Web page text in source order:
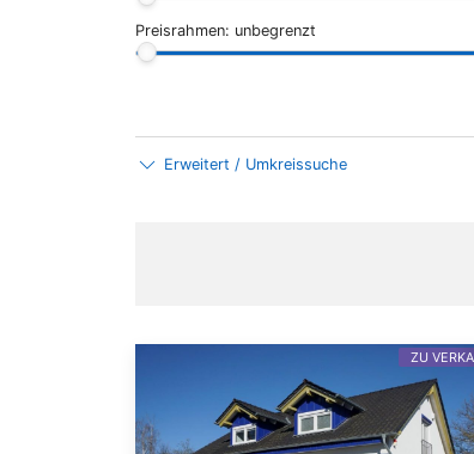
Preisrahmen: unbegrenzt
Erweitert / Umkreissuche
ZU